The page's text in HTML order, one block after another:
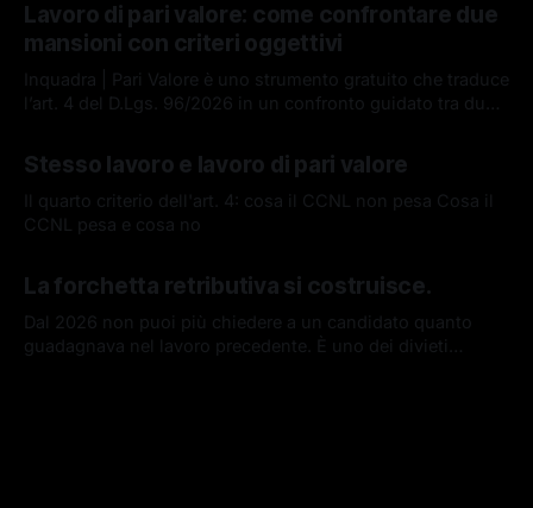
Lavoro di pari valore: come confrontare due
mansioni con criteri oggettivi
Inquadra | Pari Valore è uno strumento gratuito che traduce
l’art. 4 del D.Lgs. 96/2026 in un confronto guidato tra due
condizioni di lavoro. Uno strumento di ausilio all'analisi.
Stesso lavoro e lavoro di pari valore
Il quarto criterio dell'art. 4: cosa il CCNL non pesa Cosa il
CCNL pesa e cosa no
La forchetta retributiva si costruisce.
Dal 2026 non puoi più chiedere a un candidato quanto
guadagnava nel lavoro precedente. È uno dei divieti